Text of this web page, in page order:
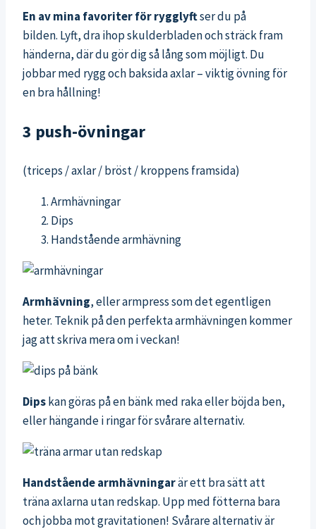
En av mina favoriter för rygglyftser du på
bilden. Lyft, dra ihop skulderbladen och sträck fram
händerna, där du gör dig så lång som möjligt. Du
jobbar med rygg och baksida axlar – viktig övning för
en bra hållning!
3 push-övningar
(triceps / axlar / bröst / kroppens framsida)
Armhävningar
Dips
Handstående armhävning
Armhävning, eller armpress som det egentligen
heter. Teknik på den perfekta armhävningen kommer
jag att skriva mera om i veckan!
Dipskan göras på en bänk med raka eller böjda ben,
eller hängande i ringar för svårare alternativ.
Handstående armhävningarär ett bra sätt att
träna axlarna utan redskap. Upp med fötterna bara
och jobba mot gravitationen! Svårare alternativ är